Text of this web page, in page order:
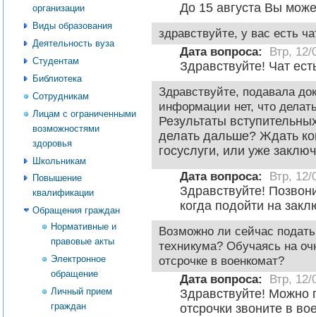
организации
Виды образования
Деятельность вуза
Студентам
Библиотека
Сотрудникам
Лицам с ограниченными
возможностями
здоровья
Школьникам
Повышение
квалификации
Обращения граждан
Нормативные и
правовые акты
Электронное
обращение
Личный прием
граждан
До 15 августа Вы
здравствуйте, у вас есть
Дата вопроса:
Втр, 12/
Здравствуйте! Чат
Здравствуйте, подавала
информации нет, что
Результаты
делать дальше? Ждать
госуслуги, или уже
Дата вопроса: Втр, 12/
Здравствуйте!
когда подойти на
Возможно ли сейчас
техникума? Обучаясь на
отсрочке в военкомат?
Дата вопроса:
Втр, 12/
Здравствуйте! Можно
отсрочки звоните в